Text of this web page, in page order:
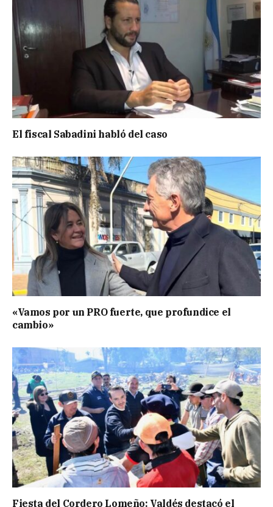
El fiscal Sabadini habló del caso
«Vamos por un PRO fuerte, que profundice el
cambio»
Fiesta del Cordero Lomeño: Valdés destacó el